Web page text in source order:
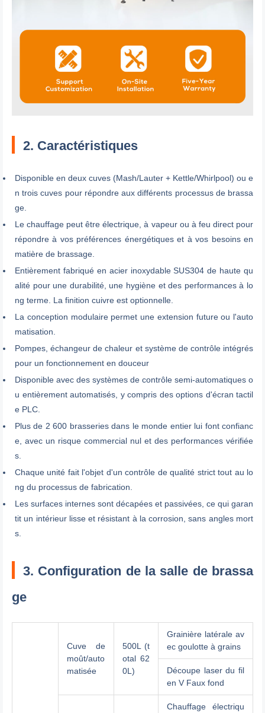
2. Caractéristiques
Disponible en deux cuves (Mash/Lauter + Kettle/Whirlpool) ou e
n trois cuves pour répondre aux différents processus de brassa
ge.
Le chauffage peut être électrique, à vapeur ou à feu direct pour
répondre à vos préférences énergétiques et à vos besoins en
matière de brassage.
Entièrement fabriqué en acier inoxydable SUS304 de haute qu
alité pour une durabilité, une hygiène et des performances à lo
ng terme. La finition cuivre est optionnelle.
La conception modulaire permet une extension future ou l'auto
matisation.
Pompes, échangeur de chaleur et système de contrôle intégrés
pour un fonctionnement en douceur
Disponible avec des systèmes de contrôle semi-automatiques o
u entièrement automatisés, y compris des options d'écran tactil
e PLC.
Plus de 2 600 brasseries dans le monde entier lui font confianc
e, avec un risque commercial nul et des performances vérifiée
s.
Chaque unité fait l'objet d'un contrôle de qualité strict tout au lo
ng du processus de fabrication.
Les surfaces internes sont décapées et passivées, ce qui garan
tit un intérieur lisse et résistant à la corrosion, sans angles mort
s.
3. Configuration de la salle de brassa
ge
Cuve de
moût/auto
matisée
500L (t
otal 62
0L)
Grainière latérale av
ec goulotte à grains
Découpe laser du fil
en V Faux fond
Chauffage électriqu